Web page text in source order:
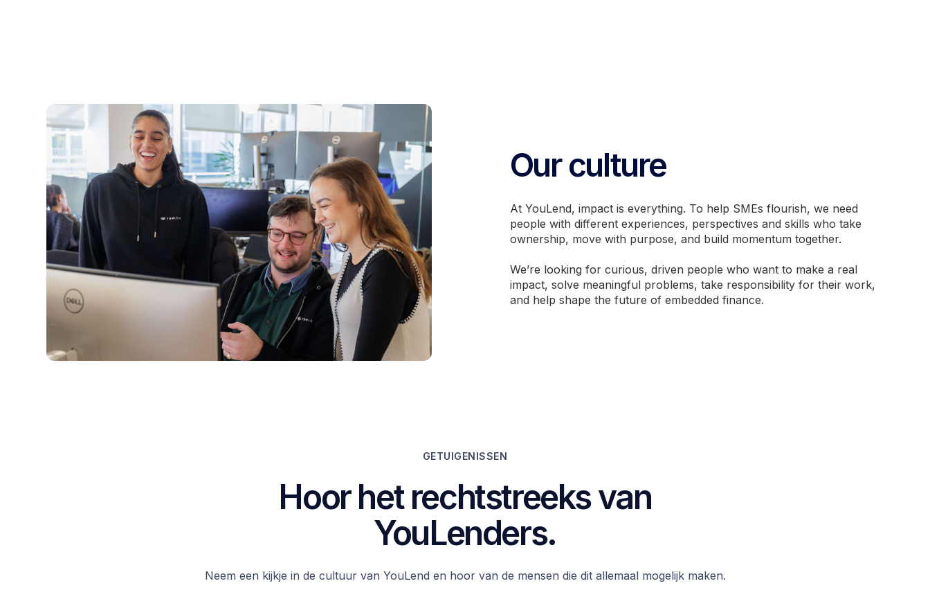
Our culture
At YouLend, impact is everything. To help SMEs flourish, we need
people with different experiences, perspectives and skills who take
ownership, move with purpose, and build momentum together.
We’re looking for curious, driven people who want to make a real
impact, solve meaningful problems, take responsibility for their work,
and help shape the future of embedded finance.
GETUIGENISSEN
Hoor het rechtstreeks van
YouLenders.
Neem een kijkje in de cultuur van YouLend en hoor van de mensen die dit allemaal mogelijk maken.